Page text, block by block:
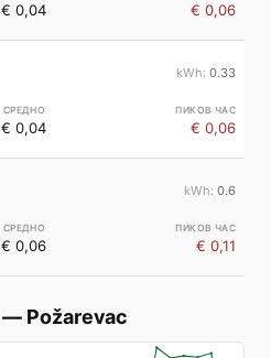
€ 0,04 € 0,06
0.33
€ 0,04 € 0,06
0.6
€ 0,06 € 0,11
— Požarevac